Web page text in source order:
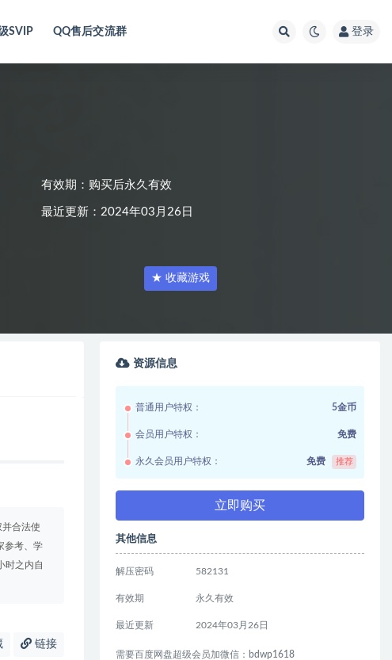
SVIP QQ售后交流群 登录
有效期：购买后永久有效
最近更新：2024年03月26日
★ 收藏游戏
合法使
参考、学
时之内自
链接
资源信息
普通用户特权： 5金币
会员用户特权： 免费
永久会员用户特权： 免费 推荐
立即购买
其他信息
解压密码 582131
有效期 永久有效
最近更新 2024年03月26日
需要百度网盘超级会员加微信：bdwp1618